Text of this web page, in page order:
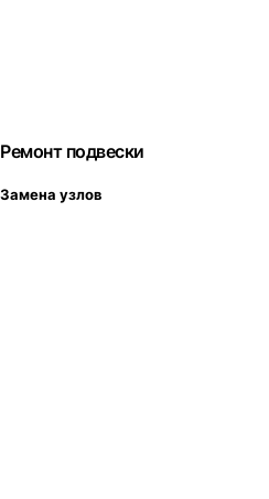
Ремонт подвески
Замена узлов